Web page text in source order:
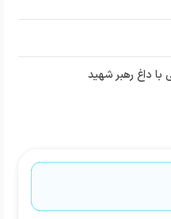
داغ رهبر شهید